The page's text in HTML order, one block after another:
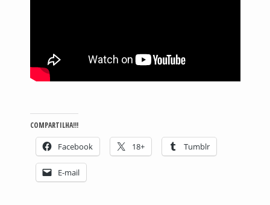
COMPARTILHA!!!
Facebook 18+ Tumblr
E-mail